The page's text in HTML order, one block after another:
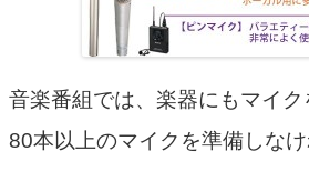
音楽番組では、楽器にもマイク
80本以上のマイクを準備しなけ